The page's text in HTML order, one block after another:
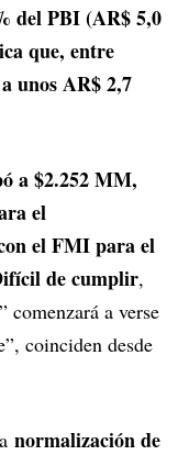
del PBI (AR$ 5,0
que, entre
unos AR$ 2,7
a $2.252 MM,
el
el FMI para el
de cumplir,
comenzará a verse
coinciden desde
normalización de